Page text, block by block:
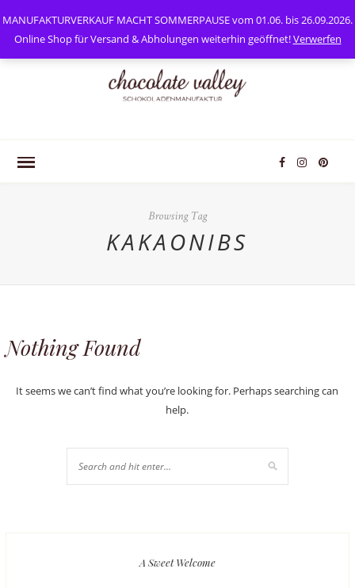
Mein Konto
Browsing Tag
KAKAONIBS
Nothing Found
It seems we can’t find what you’re looking for. Perhaps searching can
help.
A Sweet Welcome
MANUFAKTURVERKAUF MACHT SOMMERPAUSE vom 01.06. bis 26.09.2026.
Online Shop für Versand & Abholungen weiterhin geöffnet!Verwerfen